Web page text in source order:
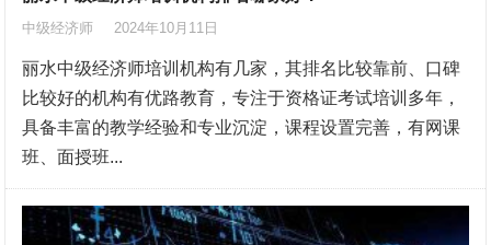
中级经济师 2024年10月11日
丽水中级经济师培训机构有几家，其排名比较靠前、口碑
比较好的机构有优路教育，专注于资格证考试培训多年，
具备丰富的教学经验和专业沉淀，课程设置完善，有网课
班、面授班...